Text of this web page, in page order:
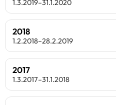
1.3.2019–31.1.2020
2018
1.2.2018–28.2.2019
2017
1.3.2017–31.1.2018